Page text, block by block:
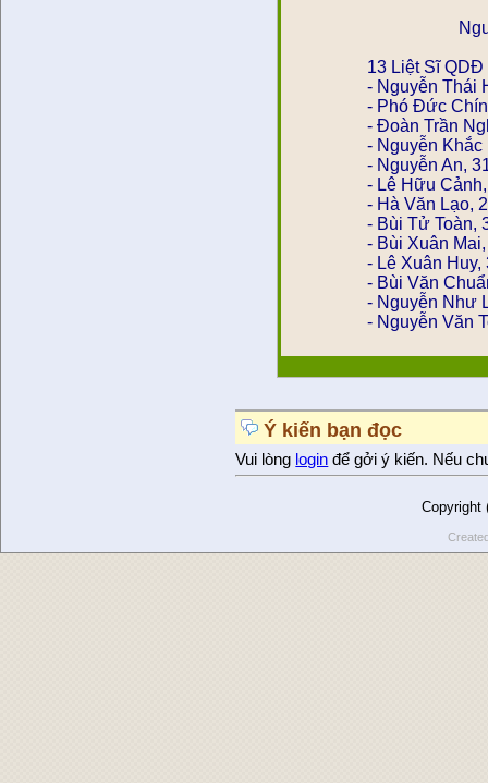
Nguyễn
13 Liệt Sĩ
- Nguyễn
- Phó Đức
- Đoàn Trần
- Nguyễn
- Nguyễn
- Lê Hữu
- Hà Văn Lạo,
- Bùi Tử Toàn,
- Bùi Xuân
- Lê Xuân Huy,
- Bùi Văn
- Nguyễn Như
- Nguyễn Văn
Ý kiến bạn đọc
Vui lòng login để gởi ý kiến. Nếu
Copyright